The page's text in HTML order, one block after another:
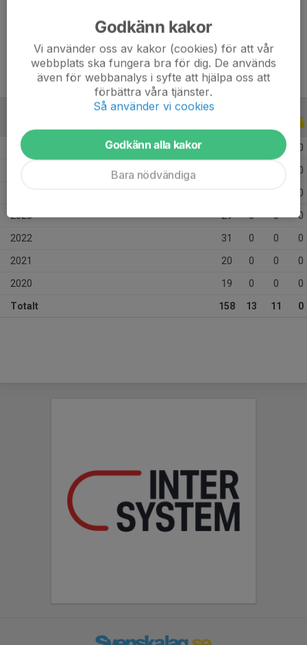
lekfullheten kvar i sitt spel. Påminner om Thiago
Alcântara – en mittfältare med stor spelglädje, teknik och
förmågan att överraska med eleganta lösningar.
2026 0
0
0
2023 29 0 0 0
2022 31 0 0 0
2021 20 0 0 0
2020 19 0 0 0
Totalt 158 13 11 0
Godkänn kakor
Vi använder oss av kakor (cookies) för att vår
webbplats ska fungera bra för dig. De används
även för webbanalys i syfte att hjälpa oss att
förbättra våra tjänster.
Så använder vi cookies
Godkänn alla kakor
Bara nödvändiga